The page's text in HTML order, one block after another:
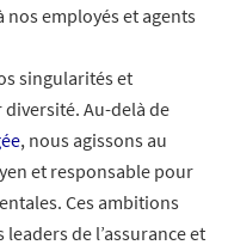
nos employés et agents
singularités et
Au-delà de
, nous agissons au
et responsable pour
Ces ambitions
de l’assurance et